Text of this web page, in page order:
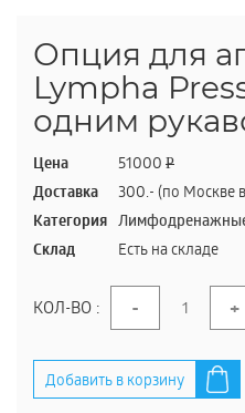
Опция для
Lympha
одним
Цена 51000 P
Доставка 300.- (по Москве
Категория
Склад Есть на складе
КОЛ-ВО : - +
Добавить в корзину